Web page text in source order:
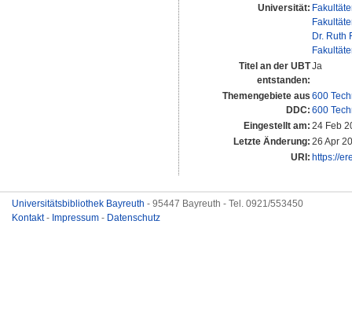
Universität:
Dr. Ruth
Titel an der UBT
entstanden:
Ja
Themengebiete aus
DDC:
600
600
Eingestellt am: 24 Feb
Letzte Änderung: 26 Apr
URI: https://
Universitätsbibliothek Bayreuth - 95447 Bayreuth - Tel. 0921/553450
Kontakt- Impressum - Datenschutz